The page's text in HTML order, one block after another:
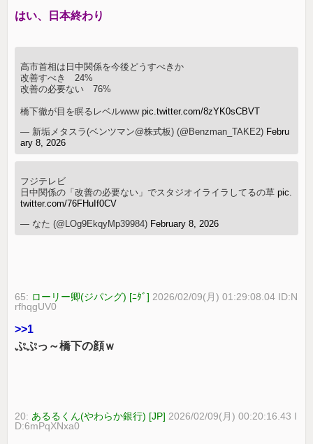
はい、日本終わり
高市首相は日中関係を今後どうすべきか
改善すべき 24%
改善の必要ない 76%
橋下徹が目を瞑るレベルwwwpic.twitter.com/8zYK0sCBVT
— 新垢メタスラ(ベンツマン@株式板) (@Benzman_TAKE2) Febru
ary 8, 2026
フジテレビ
日中関係の「改善の必要ない」でスタジオイライラしてるの草pic.
twitter.com/76FHuIf0CV
— なた (@LOg9EkqyMp39984) February 8, 2026
65: ローリー卿(ジパング) [ﾆﾀﾞ] 2026/02/09(月) 01:29:08.04 ID:N
rfhqgUV0
>>1
ぷぷっ～橋下の顔ｗ
20:あるるくん(やわらか銀行) [JP] 2026/02/09(月) 00:20:16.43 I
D:6mPqXNxa0